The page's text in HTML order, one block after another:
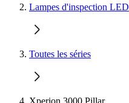
Lampes d'inspection LED
Toutes les séries
Xperion 3000 Pillar